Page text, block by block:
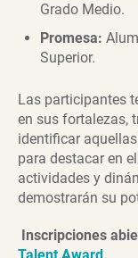
Grado Medio.
Promesa:
Superior.
Las participantes
en sus fortalezas,
identificar
para destacar en
actividades y
demostrarán su
Inscripciones